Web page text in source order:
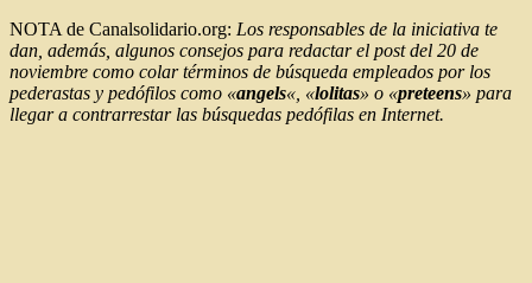
NOTA de Canalsolidario.org: Los responsables de la iniciativa te
dan, además, algunos consejos para redactar el post del 20 de
noviembre como colar términos de búsqueda empleados por los
pederastas y pedófilos como «angels«, «lolitas» o «preteens» para
llegar a contrarrestar las búsquedas pedófilas en Internet.